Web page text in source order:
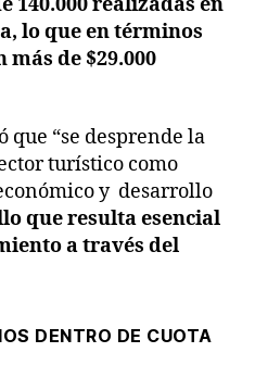
lo que en términos
de $29.000
que “se desprende la
turístico como
y desarrollo
que resulta esencial
a través del
DENTRO DE CUOTA